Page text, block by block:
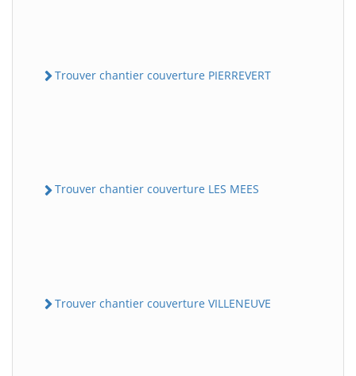
Trouver chantier couverture PIERREVERT
Trouver chantier couverture LES MEES
Trouver chantier couverture VILLENEUVE